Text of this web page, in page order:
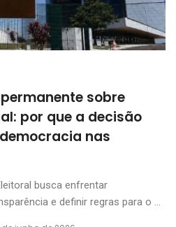
sobre
por que a decisão
nas
busca enfrentar
e definir regras para o ...